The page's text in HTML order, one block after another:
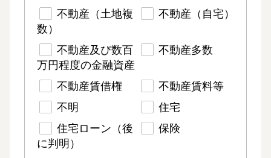
不動産（土地複
数）
不動産（自宅）
不動産及び数百
万円程度の金融資産
不動産多数
不動産賃借権
不動産賃料等
不明
住宅
住宅ローン（後
に判明）
保険